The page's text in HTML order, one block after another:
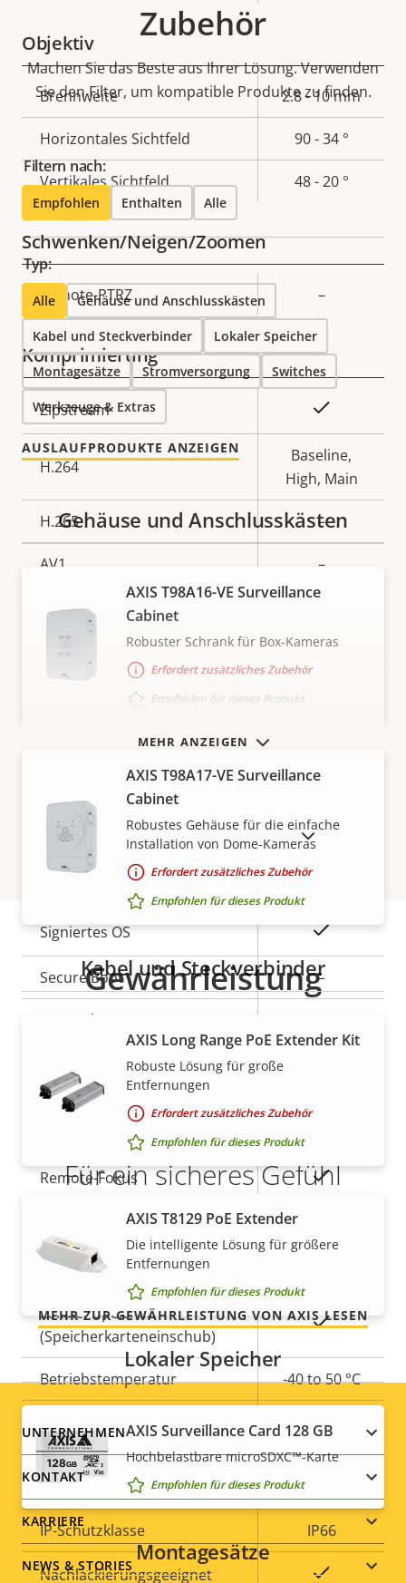
Objektiv
Eigentumsbeschreibung Eigentumswert
Brennweite 2.8 - 10 mm
Horizontales Sichtfeld 90 - 34 °
Vertikales Sichtfeld 48 - 20 °
Schwenken/Neigen/Zoomen
Eigentumsbeschreibung Eigentumswert
Remote-PTRZ –
Komprimierung
Eigentumsbeschreibung Eigentumswert
Zipstream
H.264
Baseline,
High, Main
H.265 –
AV1 –
Audio
Eigentumsbeschreibung Eigentumswert
Audiounterstützung
Integriertes Mikrofon
Eigentumsbeschreibung Eigentumswert
PoE-Klasse
Security
Eigentumsbeschreibung Eigentumswert
Signiertes OS Ja
Secure Boot –
Secure keystore
Axis Edge Vault
Eigentumsbeschreibung Eigentumswert
Remote-Fokus Ja
Remote-Zoom
Integrierte IR-Beleuchtung
Lokaler Speicher
(Speicherkarteneinschub)
Ja
Betriebstemperatur -40 to 50 °C
Für den Außenbereich
geeignet
Ja
Vandalismus-Schutzklasse
IP-Schutzklasse IP66
Nachlackierungsgeeignet Ja
Zubehör
Machen Sie das Beste aus Ihrer Lösung. Verwenden
Sie den Filter, um kompatible Produkte zu finden.
Filtern nach:
Empfohlen Enthalten Alle
Typ:
Alle Gehäuse und Anschlusskästen
Kabel und Steckverbinder Lokaler Speicher
Montagesätze Stromversorgung Switches
Werkzeuge & Extras
AUSLAUFPRODUKTE ANZEIGEN
MEHR ANZEIGEN
Gehäuse und Anschlusskästen
AXIS T98A16-VE Surveillance
Cabinet
Robuster Schrank für Box-Kameras
Erfordert zusätzliches Zubehör
Empfohlen für dieses Produkt
AXIS T98A17-VE Surveillance
Cabinet
Robustes Gehäuse für die einfache
Installation von Dome-Kameras
Erfordert zusätzliches Zubehör
Empfohlen für dieses Produkt
Kabel und Steckverbinder
AXIS Long Range PoE Extender Kit
Robuste Lösung für große
Entfernungen
Erfordert zusätzliches Zubehör
Empfohlen für dieses Produkt
AXIS T8129 PoE Extender
Die intelligente Lösung für größere
Entfernungen
Empfohlen für dieses Produkt
Lokaler Speicher
AXIS Surveillance Card 128 GB
Hochbelastbare microSDXC™-Karte
Empfohlen für dieses Produkt
Montagesätze
AUSLAUFPRODUKTE ANZEIGEN
Gewährleistung
Für ein sicheres Gefühl
Unsere 3-jährige Gewährleistung bietet
störungsfreien Betrieb und Kontrolle über Ihre
Kosten.
MEHR ZUR GEWÄHRLEISTUNG VON AXIS LESEN
Footer
menu
UNTERNEHMEN
KONTAKT
KARRIERE
NEWS & STORIES